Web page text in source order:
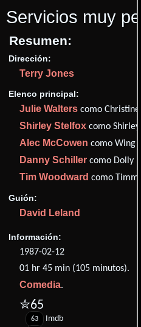
Servicios muy
Resumen:
Dirección:
Terry Jones
Elenco principal:
Julie Walters como Christine
Shirley Stelfox como Shirley
Alec McCowen como Wing
Danny Schiller como Dolly
Tim Woodward como Timms
Guión:
David Leland
Información:
1987-02-12
01 hr 45 min (105 minutos).
Comedia.
✮65
63 Imdb